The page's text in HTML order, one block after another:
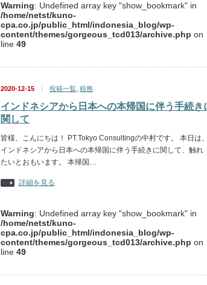
Warning: Undefined array key "show_bookmark" in
/home/netst/kuno-
cpa.co.jp/public_html/indonesia_blog/wp-
content/themes/gorgeous_tcd013/archive.php on
line 49
2020-12-15 投稿一覧 税務
インドネシアから日本への本帰国に伴う手続き
関して
皆様、こんにちは！ PT.Tokyo Consultingの中村です。 本日は
インドネシアから日本への本帰国に伴う手続きに関して、触れ
たいとおもいます。 本帰国…
詳細を見る
Warning: Undefined array key "show_bookmark" in
/home/netst/kuno-
cpa.co.jp/public_html/indonesia_blog/wp-
content/themes/gorgeous_tcd013/archive.php on
line 49